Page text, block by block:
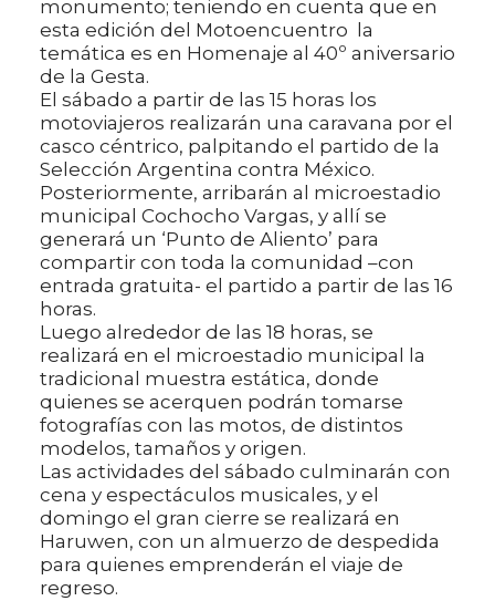
monumento; teniendo en cuenta que en
esta edición del Motoencuentro la
temática es en Homenaje al 40º aniversario
de la Gesta.
El sábado a partir de las 15 horas los
motoviajeros realizarán una caravana por el
casco céntrico, palpitando el partido de la
Selección Argentina contra México.
Posteriormente, arribarán al microestadio
municipal Cochocho Vargas, y allí se
generará un ‘Punto de Aliento’ para
compartir con toda la comunidad –con
entrada gratuita- el partido a partir de las 16
horas.
Luego alrededor de las 18 horas, se
realizará en el microestadio municipal la
tradicional muestra estática, donde
quienes se acerquen podrán tomarse
fotografías con las motos, de distintos
modelos, tamaños y origen.
Las actividades del sábado culminarán con
cena y espectáculos musicales, y el
domingo el gran cierre se realizará en
Haruwen, con un almuerzo de despedida
para quienes emprenderán el viaje de
regreso.